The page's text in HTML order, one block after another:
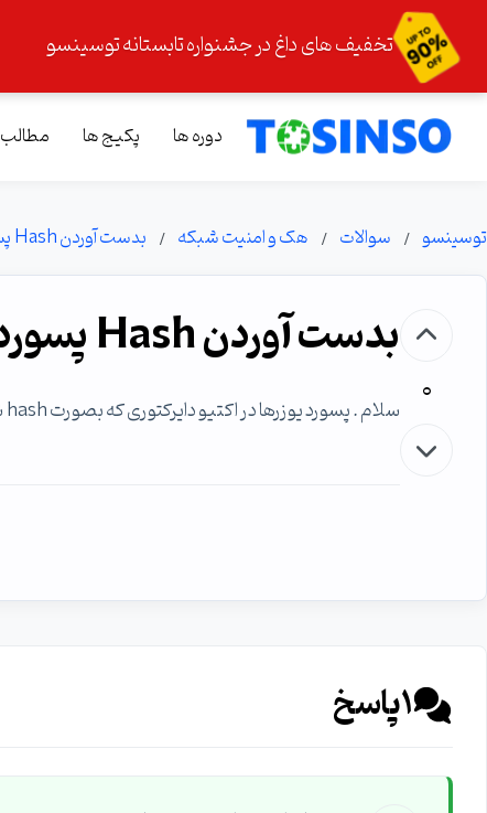
تخفیف های داغ در جشنواره تابستانه توسینسو
دوره ها پکیج ها مطالب
توسینسو سوالات هک و امنیت شبکه بدست آوردن Hash پسوردهای اکتیودایرکتوری
0
بدست آوردن Hash پسوردهای اکتیودایرکتوری
سلام . پسورد یوزرها در اکتیو دایرکتوری که بصورت hash شده هستش رو چطوری میتونم بدست بیارم .
1پاسخ